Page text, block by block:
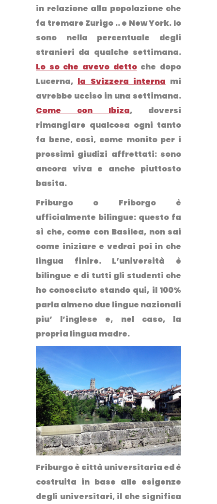
in relazione alla popolazione che
fa tremare Zurigo .. e New York. Io
sono nella percentuale degli
stranieri da qualche settimana.
Lo so che avevo dettoche dopo
Lucerna, la Svizzera interna mi
avrebbe ucciso in una settimana.
Come con Ibiza, doversi
rimangiare qualcosa ogni tanto
fa bene, così, come monito per i
prossimi giudizi affrettati: sono
ancora viva e anche piuttosto
basita.
Friburgo o Friborgo è
ufficialmente bilingue: questo fa
sì che, come con Basilea, non sai
come iniziare e vedrai poi in che
lingua finire. L’università è
bilingue e di tutti gli studenti che
ho conosciuto stando qui, il 100%
parla almeno due lingue nazionali
piu’ l’inglese e, nel caso, la
propria lingua madre.
Friburgo è città universitaria ed è
costruita in base alle esigenze
degli universitari, il che significa